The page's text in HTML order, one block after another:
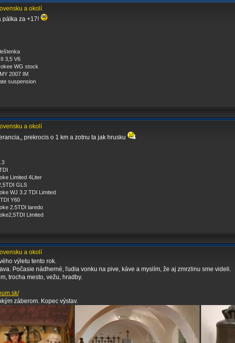
a okolí
pálka za +17!
3,5 V6
WG stock
2007 IM
suspension
a okolí
prekrocis o 1 km a zotnu ta jak hrusku
Limited 4Liter
GLS
WJ 3.2 TDI Limited
Y60
2.5TDI laredo
Limited
a okolí
výletu tento rok.
Počasie nádherné, ľudia vonku na pive, káve a myslím, že aj zmrzlinu sme videli.
trocha mesto, vežu, hradby.
záberom. Kopec výstav.